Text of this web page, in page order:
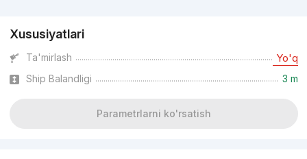
Xususiyatlari
Ta'mirlash Yo'q
Ship Balandligi 3 m
Parametrlarni ko'rsatish